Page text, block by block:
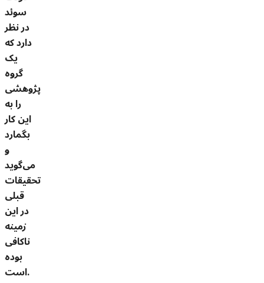
سوئد
در نظر
دارد که
یک
گروه
پژوهشی
را به
این کار
بگمارد
و
می‌گوید
تحقیقات
قبلی
در این
زمینه
ناکافی
بوده
است.